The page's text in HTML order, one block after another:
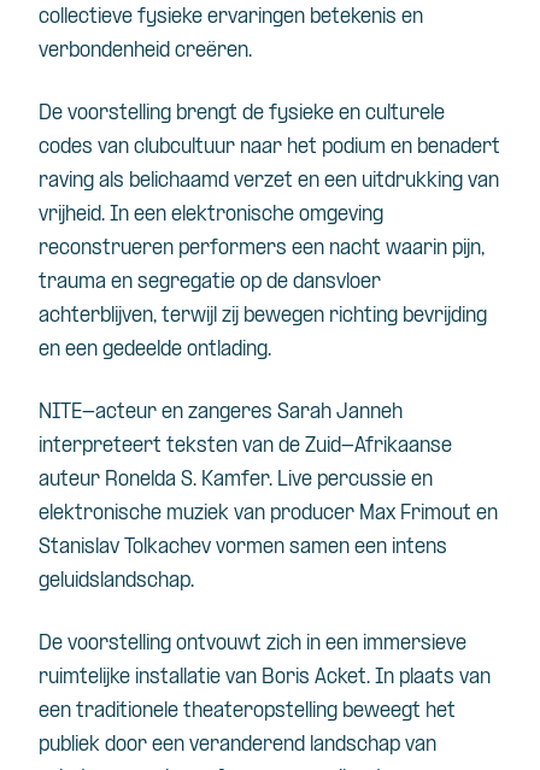
collectieve fysieke ervaringen betekenis en
verbondenheid creëren.
De voorstelling brengt de fysieke en culturele
codes van clubcultuur naar het podium en benadert
raving als belichaamd verzet en een uitdrukking van
vrijheid. In een elektronische omgeving
reconstrueren performers een nacht waarin pijn,
trauma en segregatie op de dansvloer
achterblijven, terwijl zij bewegen richting bevrijding
en een gedeelde ontlading.
NITE-acteur en zangeres Sarah Janneh
interpreteert teksten van de Zuid-Afrikaanse
auteur Ronelda S. Kamfer. Live percussie en
elektronische muziek van producer Max Frimout en
Stanislav Tolkachev vormen samen een intens
geluidslandschap.
De voorstelling ontvouwt zich in een immersieve
ruimtelijke installatie van Boris Acket. In plaats van
een traditionele theateropstelling beweegt het
publiek door een veranderend landschap van